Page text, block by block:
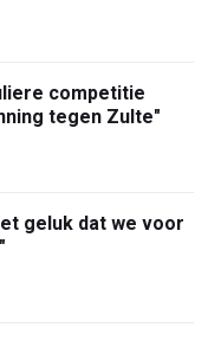
competitie
tegen Zulte"
geluk dat we voor